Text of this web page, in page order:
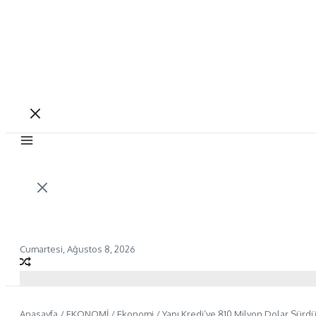
Cumartesi, Ağustos 8, 2026